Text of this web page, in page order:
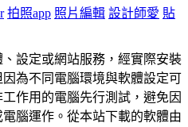
拍照app 照片編輯 設計師愛 貼
設定或網站服務，經實際安裝
為不同電腦環境與軟體設定可
作用的電腦先行測試，避免因
腦運作。從本站下載的軟體由